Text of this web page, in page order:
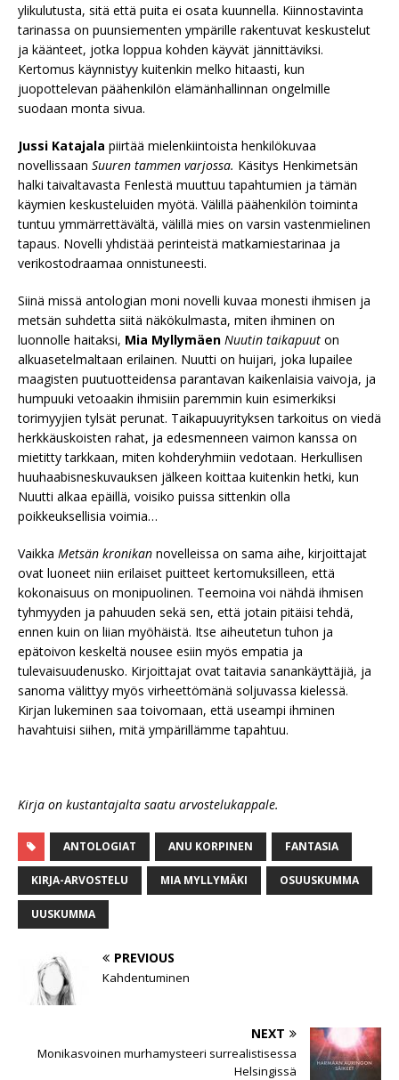
ylikulutusta, sitä että puita ei osata kuunnella. Kiinnostavinta
tarinassa on puunsiementen ympärille rakentuvat keskustelut
ja käänteet, jotka loppua kohden käyvät jännittäviksi.
Kertomus käynnistyy kuitenkin melko hitaasti, kun
juopottelevan päähenkilön elämänhallinnan ongelmille
suodaan monta sivua.
Jussi Katajala piirtää mielenkiintoista henkilökuvaa
novellissaan Suuren tammen varjossa. Käsitys Henkimetsän
halki taivaltavasta Fenlestä muuttuu tapahtumien ja tämän
käymien keskusteluiden myötä. Välillä päähenkilön toiminta
tuntuu ymmärrettävältä, välillä mies on varsin vastenmielinen
tapaus. Novelli yhdistää perinteistä matkamiestarinaa ja
verikostodraamaa onnistuneesti.
Siinä missä antologian moni novelli kuvaa monesti ihmisen ja
metsän suhdetta siitä näkökulmasta, miten ihminen on
luonnolle haitaksi, Mia Myllymäen Nuutin taikapuut on
alkuasetelmaltaan erilainen. Nuutti on huijari, joka lupailee
maagisten puutuotteidensa parantavan kaikenlaisia vaivoja, ja
humpuuki vetoaakin ihmisiin paremmin kuin esimerkiksi
torimyyjien tylsät perunat. Taikapuuyrityksen tarkoitus on viedä
herkkäuskoisten rahat, ja edesmenneen vaimon kanssa on
mietitty tarkkaan, miten kohderyhmiin vedotaan. Herkullisen
huuhaabisneskuvauksen jälkeen koittaa kuitenkin hetki, kun
Nuutti alkaa epäillä, voisiko puissa sittenkin olla
poikkeuksellisia voimia…
Vaikka Metsän kronikan novelleissa on sama aihe, kirjoittajat
ovat luoneet niin erilaiset puitteet kertomuksilleen, että
kokonaisuus on monipuolinen. Teemoina voi nähdä ihmisen
tyhmyyden ja pahuuden sekä sen, että jotain pitäisi tehdä,
ennen kuin on liian myöhäistä. Itse aiheutetun tuhon ja
epätoivon keskeltä nousee esiin myös empatia ja
tulevaisuudenusko. Kirjoittajat ovat taitavia sanankäyttäjiä, ja
sanoma välittyy myös virheettömänä soljuvassa kielessä.
Kirjan lukeminen saa toivomaan, että useampi ihminen
havahtuisi siihen, mitä ympärillämme tapahtuu.
Kirja on kustantajalta saatu arvostelukappale.
ANTOLOGIAT ANU KORPINEN FANTASIA
KIRJA-ARVOSTELU MIA MYLLYMÄKI OSUUSKUMMA
UUSKUMMA
PREVIOUS
Kahdentuminen
NEXT
Monikasvoinen murhamysteeri surrealistisessa
Helsingissä